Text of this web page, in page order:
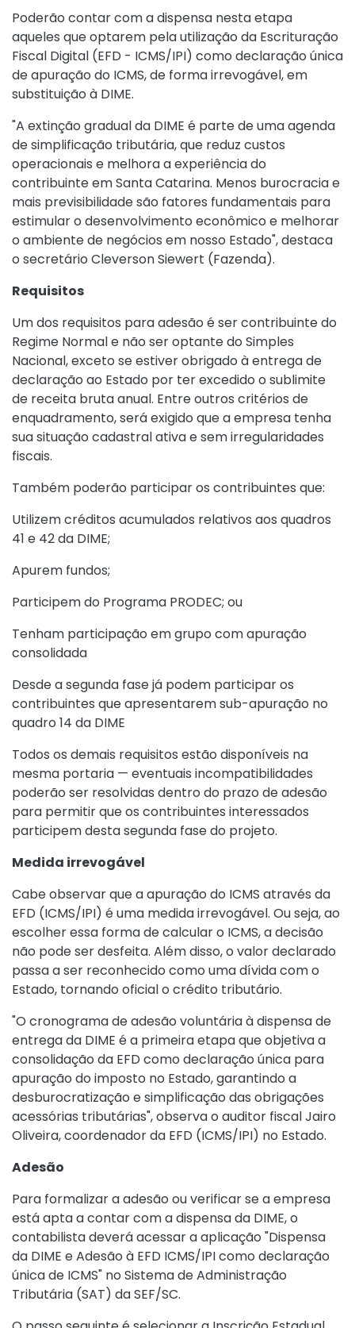
Poderão contar com a dispensa nesta etapa
aqueles que optarem pela utilização da Escrituração
Fiscal Digital (EFD - ICMS/IPI) como declaração única
de apuração do ICMS, de forma irrevogável, em
substituição à DIME.
"A extinção gradual da DIME é parte de uma agenda
de simplificação tributária, que reduz custos
operacionais e melhora a experiência do
contribuinte em Santa Catarina. Menos burocracia e
mais previsibilidade são fatores fundamentais para
estimular o desenvolvimento econômico e melhorar
o ambiente de negócios em nosso Estado", destaca
o secretário Cleverson Siewert (Fazenda).
Requisitos
Um dos requisitos para adesão é ser contribuinte do
Regime Normal e não ser optante do Simples
Nacional, exceto se estiver obrigado à entrega de
declaração ao Estado por ter excedido o sublimite
de receita bruta anual. Entre outros critérios de
enquadramento, será exigido que a empresa tenha
sua situação cadastral ativa e sem irregularidades
fiscais.
Também poderão participar os contribuintes que:
Utilizem créditos acumulados relativos aos quadros
41 e 42 da DIME;
Apurem fundos;
Participem do Programa PRODEC; ou
Tenham participação em grupo com apuração
consolidada
Desde a segunda fase já podem participar os
contribuintes que apresentarem sub-apuração no
quadro 14 da DIME
Todos os demais requisitos estão disponíveis na
mesma portaria — eventuais incompatibilidades
poderão ser resolvidas dentro do prazo de adesão
para permitir que os contribuintes interessados
participem desta segunda fase do projeto.
Medida irrevogável
Cabe observar que a apuração do ICMS através da
EFD (ICMS/IPI) é uma medida irrevogável. Ou seja, ao
escolher essa forma de calcular o ICMS, a decisão
não pode ser desfeita. Além disso, o valor declarado
passa a ser reconhecido como uma dívida com o
Estado, tornando oficial o crédito tributário.
"O cronograma de adesão voluntária à dispensa de
entrega da DIME é a primeira etapa que objetiva a
consolidação da EFD como declaração única para
apuração do imposto no Estado, garantindo a
desburocratização e simplificação das obrigações
acessórias tributárias", observa o auditor fiscal Jairo
Oliveira, coordenador da EFD (ICMS/IPI) no Estado.
Adesão
Para formalizar a adesão ou verificar se a empresa
está apta a contar com a dispensa da DIME, o
contabilista deverá acessar a aplicação "Dispensa
da DIME e Adesão à EFD ICMS/IPI como declaração
única de ICMS" no Sistema de Administração
Tributária (SAT) da SEF/SC.